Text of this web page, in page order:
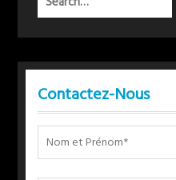
Contactez-Nous